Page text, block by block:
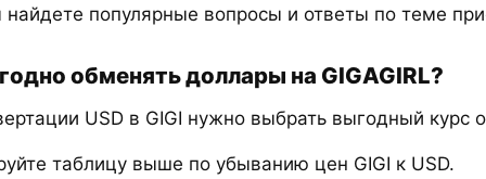
популярные вопросы и ответы по теме
обменять доллары на GIGAGIRL?
USD в GIGI нужно выбрать выгодный курс
таблицу выше по убыванию цен GIGI к USD.